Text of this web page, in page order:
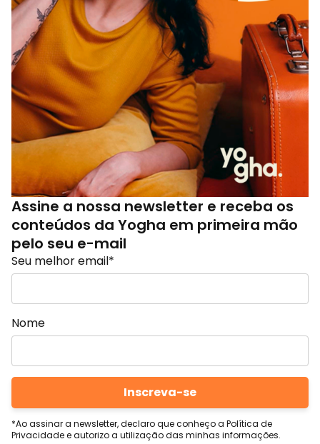
Assine a nossa newsletter e receba os
conteúdos da Yogha em primeira mão
pelo seu e-mail
Seu melhor email*
Nome
*Ao assinar a newsletter, declaro que conheço a Política de
Privacidade e autorizo a utilização das minhas informações.